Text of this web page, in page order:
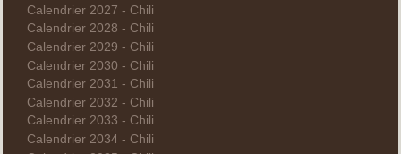
Calendrier 2027 - Chili
Calendrier 2028 - Chili
Calendrier 2029 - Chili
Calendrier 2030 - Chili
Calendrier 2031 - Chili
Calendrier 2032 - Chili
Calendrier 2033 - Chili
Calendrier 2034 - Chili